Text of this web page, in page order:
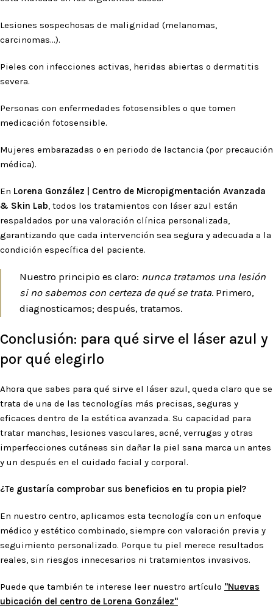
Lesiones sospechosas de malignidad (melanomas,
carcinomas…).
Pieles con infecciones activas, heridas abiertas o dermatitis
severa.
Personas con enfermedades fotosensibles o que tomen
medicación fotosensible.
Mujeres embarazadas o en periodo de lactancia (por precaución
médica).
En Lorena González | Centro de Micropigmentación Avanzada
& Skin Lab, todos los tratamientos con láser azul están
respaldados por una valoración clínica personalizada,
garantizando que cada intervención sea segura y adecuada a la
condición específica del paciente.
Nuestro principio es claro: nunca tratamos una lesión
si no sabemos con certeza de qué se trata. Primero,
diagnosticamos; después, tratamos.
Conclusión: para qué sirve el láser azul y
por qué elegirlo
Ahora que sabes para qué sirve el láser azul, queda claro que se
trata de una de las tecnologías más precisas, seguras y
eficaces dentro de la estética avanzada. Su capacidad para
tratar manchas, lesiones vasculares, acné, verrugas y otras
imperfecciones cutáneas sin dañar la piel sana marca un antes
y un después en el cuidado facial y corporal.
¿Te gustaría comprobar sus beneficios en tu propia piel?
En nuestro centro, aplicamos esta tecnología con un enfoque
médico y estético combinado, siempre con valoración previa y
seguimiento personalizado. Porque tu piel merece resultados
reales, sin riesgos innecesarios ni tratamientos invasivos.
Puede que también te interese leer nuestro artículo "Nuevas
ubicación del centro de Lorena González"